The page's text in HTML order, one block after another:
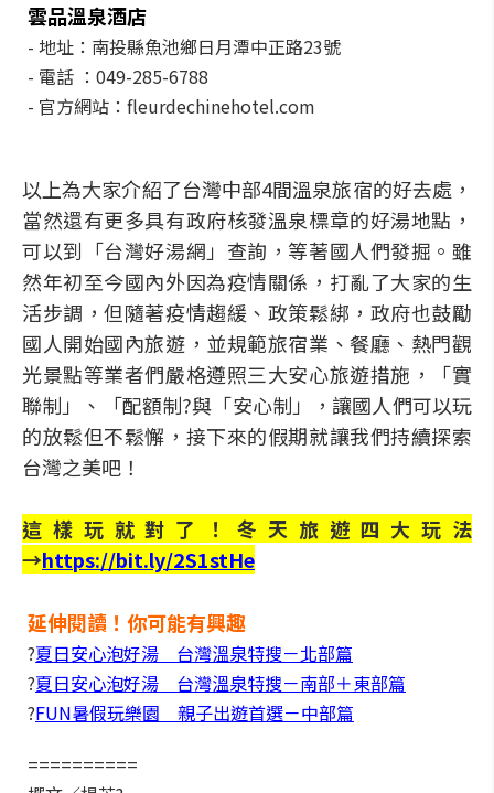
雲品溫泉酒店
- 地址：南投縣魚池鄉日月潭中正路23號
- 電話 ：049-285-6788
- 官方網站：fleurdechinehotel.com
以上為大家介紹了台灣中部4間溫泉旅宿的好去處，
當然還有更多具有政府核發溫泉標章的好湯地點，
可以到「台灣好湯網」查詢，等著國人們發掘。雖
然年初至今國內外因為疫情關係，打亂了大家的生
活步調，但隨著疫情趨緩、政策鬆綁，政府也鼓勵
國人開始國內旅遊，並規範旅宿業、餐廳、熱門觀
光景點等業者們嚴格遵照三大安心旅遊措施，「實
聯制」、「配額制?與「安心制」，讓國人們可以玩
的放鬆但不鬆懈，接下來的假期就讓我們持續探索
台灣之美吧！
這樣玩就對了！冬天旅遊四大玩法
→https://bit.ly/2S1stHe
延伸閱讀！你可能有興趣
?夏日安心泡好湯 台灣溫泉特搜－北部篇
?夏日安心泡好湯 台灣溫泉特搜－南部＋東部篇
?FUN暑假玩樂園 親子出遊首選－中部篇
==========